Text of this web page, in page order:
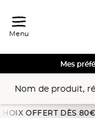
Menu Total de
Mes
DÈS 80€